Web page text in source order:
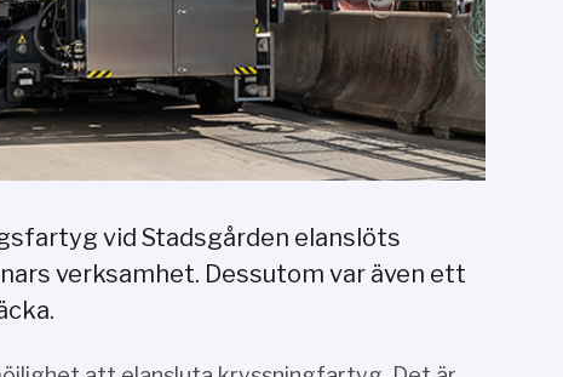
vid Stadsgården elanslöts
verksamhet. Dessutom var även ett